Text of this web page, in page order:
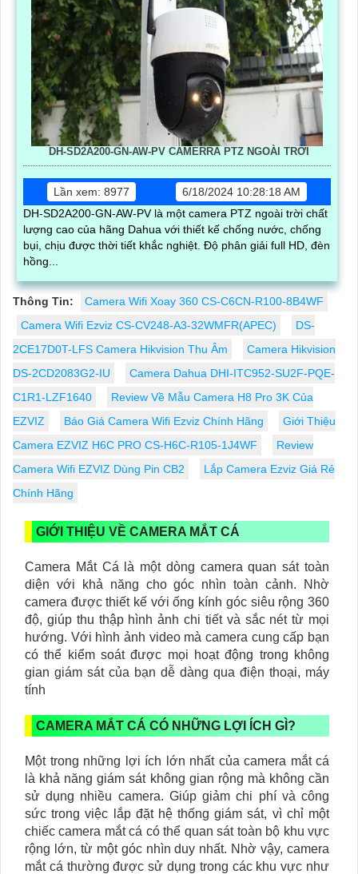
DH-SD2A200-GN-AW-PV CAMERRA PTZ NGOÀI TRỜI
Lần xem: 8977
6/18/2024 10:28:18 AM
DH-SD2A200-GN-AW-PV là một camera PTZ ngoài trời chất
lượng cao của hãng Dahua với thiết kế chống nước, chống
bụi, chịu được thời tiết khắc nghiệt. Độ phân giải full HD, đèn
hồng...
Thông Tin:
Camera Wifi Xoay 360 CS-C6CN-R100-8B4WF
Camera Wifi Ezviz CS-CV248-A3-32WMFR(APEC)
DS-
2CE17D0T-LFS Camera Hikvision Thu Âm
Camera Hikvision
DS-2CD2083G2-IU
Camera Dahua DHI-ITC952-SU2F-PQE-
C1R1-LZF1640
Review Về Mẫu Camera H8 Pro 3K Của
EZVIZ
Báo Giá Camera Wifi Ezviz Chính Hãng
Giới Thiệu
Camera EZVIZ H6C PRO CS-H6C-R105-1J4WF
Review
Camera Wifi EZVIZ Dùng Pin CB2
Lắp Camera Ezviz Giá Rẻ
Chính Hãng
GIỚI THIỆU VỀ CAMERA MẮT CÁ
Camera Mắt Cá là một dòng camera quan sát toàn
diện với khả năng cho góc nhìn toàn cảnh. Nhờ
camera được thiết kế với ống kính góc siêu rộng 360
độ, giúp thu thập hình ảnh chi tiết và sắc nét từ mọi
hướng. Với hình ảnh video mà camera cung cấp bạn
có thể kiểm soát được mọi hoạt động trong không
gian giám sát của bạn dễ dàng qua điện thoại, máy
tính
CAMERA MẮT CÁ CÓ NHỮNG LỢI ÍCH GÌ?
Một trong những lợi ích lớn nhất của camera mắt cá
là khả năng giám sát không gian rộng mà không cần
sử dụng nhiều camera. Giúp giảm chi phí và công
sức trong việc lắp đặt hệ thống giám sát, vì chỉ một
chiếc camera mắt cá có thể quan sát toàn bộ khu vực
rộng lớn, từ một góc nhìn duy nhất. Nhờ vậy, camera
mắt cá thường được sử dụng trong các khu vực như